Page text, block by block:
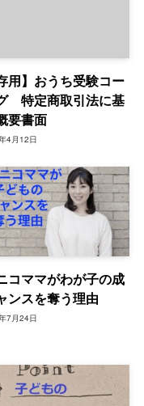
用】おうち受験コー
特定商取引法に基
要書面
4月12日
コママがわが子の成
ンスを奪う理由
7月24日